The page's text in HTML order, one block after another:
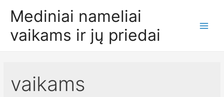
turinio
Mediniai nameliai
vaikams ir jų priedai
vaikams